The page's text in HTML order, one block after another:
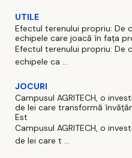
UTILE
Efectul terenului propriu: De
echipele care joacă în fața
Efectul terenului propriu: De
echipele ca ...
JOCURI
Campusul AGRITECH, o
de lei care transformă
Est
Campusul AGRITECH, o
de lei care t ...